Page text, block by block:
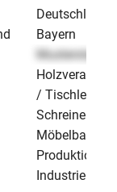
Deutschland
Bayern
Musterstadt
/ Tischlerei /
Schreinerei /
Möbelbau
Produktion &
Industrie